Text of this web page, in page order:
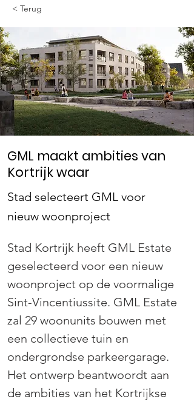
< Terug
GML maakt ambities van
Kortrijk waar
Stad selecteert GML voor
nieuw woonproject
Stad Kortrijk heeft GML Estate
geselecteerd voor een nieuw
woonproject op de voormalige
Sint-Vincentiussite. GML Estate
zal 29 woonunits bouwen met
een collectieve tuin en
ondergrondse parkeergarage.
Het ontwerp beantwoordt aan
de ambities van het Kortrijkse